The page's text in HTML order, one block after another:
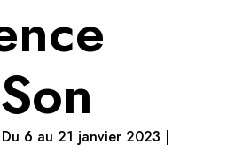
6 au 21 janvier 2023 |